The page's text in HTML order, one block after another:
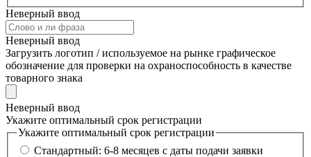
Неверный ввод
Неверный ввод
Загрузить логотип / используемое на рынке графическое
обозначение для проверки на охраноспособность в качестве
товарного знака
Неверный ввод
Укажите оптимальный срок регистрации
Укажите оптимальный срок регистрации
Стандартный: 6-8 месяцев с даты подачи заявки